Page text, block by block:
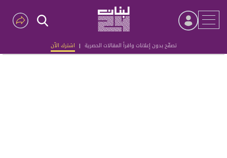
تصفّح بدون إعلانات واقرأ المقالات الحصرية | اشترك الآن
Advertisement